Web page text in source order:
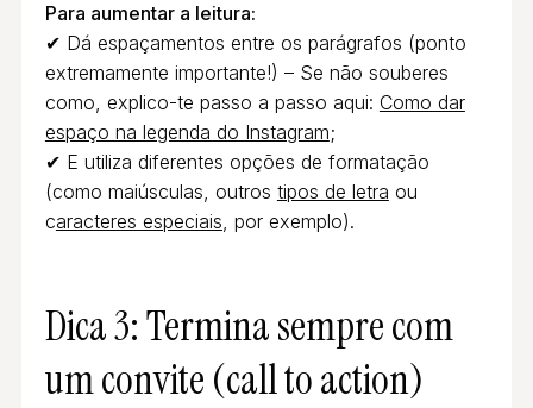
Para aumentar a leitura:
✔ Dá espaçamentos entre os parágrafos (ponto
extremamente importante!) – Se não souberes
como, explico-te passo a passo aqui: Como dar
espaço na legenda do Instagram;
✔ E utiliza diferentes opções de formatação
(como maiúsculas, outros tipos de letra ou
caracteres especiais, por exemplo).
Dica 3: Termina sempre com
um convite (call to action)